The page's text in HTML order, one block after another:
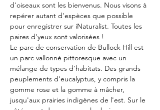
d'oiseaux sont les bienvenus. Nous visons à
repérer autant d'espèces que possible
pour enregistrer sur iNaturalist. Toutes les
paires d'yeux sont valorisées !
Le parc de conservation de Bullock Hill est
un parc vallonné pittoresque avec un
mélange de types d'habitats. Des grands
peuplements d'eucalyptus, y compris la
gomme rose et la gomme à mâcher,
jusqu'aux prairies indigènes de l'est. Sur le